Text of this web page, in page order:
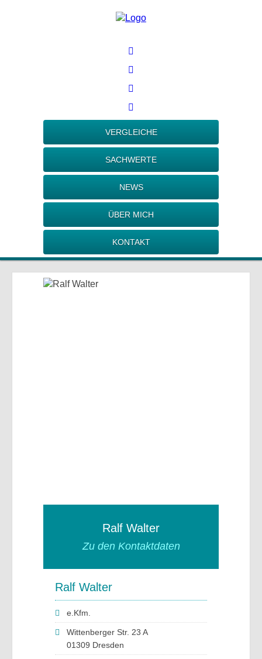
VERGLEICHE
SACHWERTE
NEWS
ÜBER MICH
KONTAKT
Ralf Walter
Zu den Kontaktdaten
Ralf Walter
e.Kfm.
Wittenberger Str. 23 A
01309 Dresden